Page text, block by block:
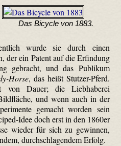
Das Bicycle von 1883.
wurde sie durch einen
der ein Patent auf die Erfindung
gebracht, und das Publikum
Horse, das heißt Stutzer-Pferd.
Dauer; die Liebhaberei
und wenn auch in der
gemacht worden sein
Idee doch erst in den 1860er
wieder für sich zu gewinnen,
durchschlagendem Erfolg.